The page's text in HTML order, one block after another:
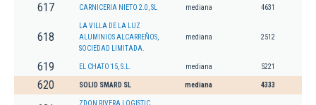
617 CARNICERIA NIETO 2.0, SL mediana 4631
618
LA VILLA DE LA LUZ
ALUMINIOS ALCARREÑOS,
SOCIEDAD LIMITADA.
mediana 2512
619 EL CHATO 15, S.L. mediana 5221
620 SOLID SMARD SL mediana 4333